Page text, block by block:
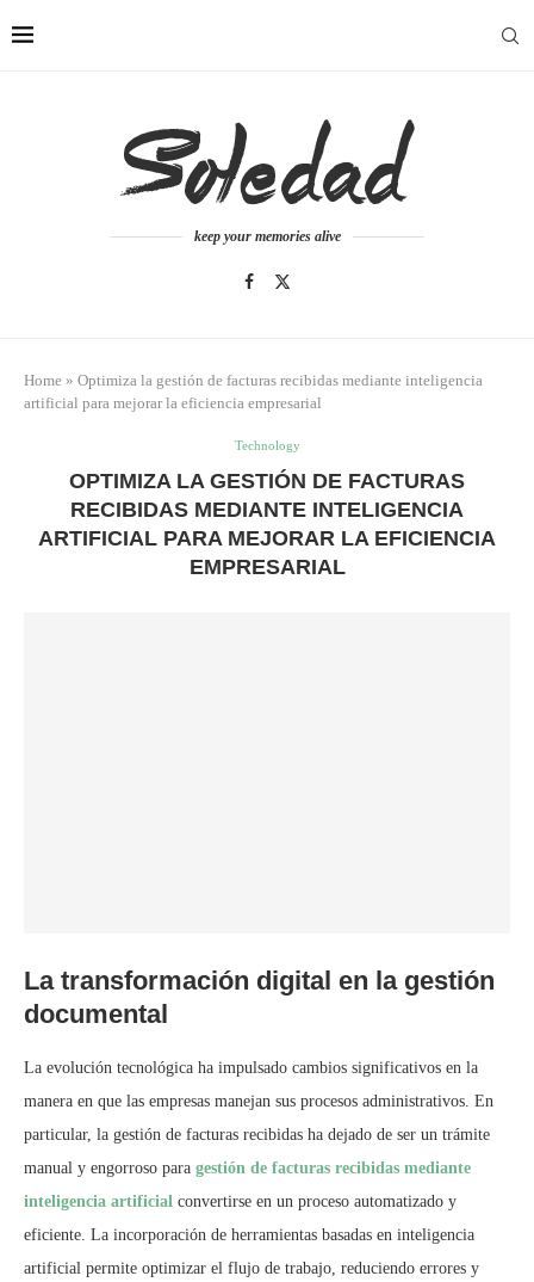
keep your memories alive
Home » Optimiza la gestión de facturas recibidas mediante inteligencia
artificial para mejorar la eficiencia empresarial
Technology
OPTIMIZA LA GESTIÓN DE FACTURAS
RECIBIDAS MEDIANTE INTELIGENCIA
ARTIFICIAL PARA MEJORAR LA EFICIENCIA
EMPRESARIAL
La transformación digital en la gestión
documental
La evolución tecnológica ha impulsado cambios significativos en la
manera en que las empresas manejan sus procesos administrativos. En
particular, la gestión de facturas recibidas ha dejado de ser un trámite
manual y engorroso para gestión de facturas recibidas mediante
inteligencia artificial convertirse en un proceso automatizado y
eficiente. La incorporación de herramientas basadas en inteligencia
artificial permite optimizar el flujo de trabajo, reduciendo errores y